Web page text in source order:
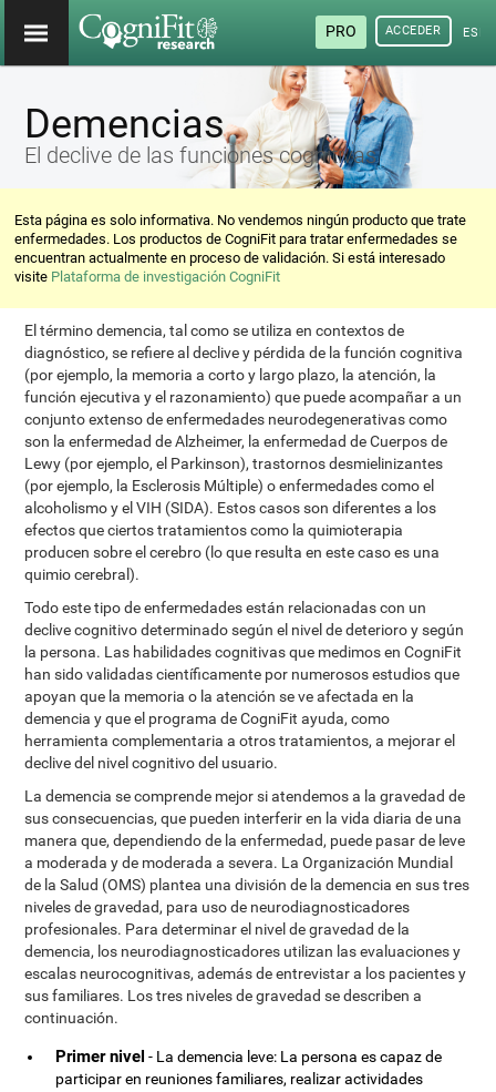
PRO ACCEDER
Demencias
El declive de las funciones cognitivas
Esta página es solo informativa. No vendemos ningún producto que trate
enfermedades. Los productos de CogniFit para tratar enfermedades se
encuentran actualmente en proceso de validación. Si está interesado
visite Plataforma de investigación CogniFit
El término demencia, tal como se utiliza en contextos de
diagnóstico, se refiere al declive y pérdida de la función cognitiva
(por ejemplo, la memoria a corto y largo plazo, la atención, la
función ejecutiva y el razonamiento) que puede acompañar a un
conjunto extenso de enfermedades neurodegenerativas como
son la enfermedad de Alzheimer, la enfermedad de Cuerpos de
Lewy (por ejemplo, el Parkinson), trastornos desmielinizantes
(por ejemplo, la Esclerosis Múltiple) o enfermedades como el
alcoholismo y el VIH (SIDA). Estos casos son diferentes a los
efectos que ciertos tratamientos como la quimioterapia
producen sobre el cerebro (lo que resulta en este caso es una
quimio cerebral).
Todo este tipo de enfermedades están relacionadas con un
declive cognitivo determinado según el nivel de deterioro y según
la persona. Las habilidades cognitivas que medimos en CogniFit
han sido validadas científicamente por numerosos estudios que
apoyan que la memoria o la atención se ve afectada en la
demencia y que el programa de CogniFit ayuda, como
herramienta complementaria a otros tratamientos, a mejorar el
declive del nivel cognitivo del usuario.
La demencia se comprende mejor si atendemos a la gravedad de
sus consecuencias, que pueden interferir en la vida diaria de una
manera que, dependiendo de la enfermedad, puede pasar de leve
a moderada y de moderada a severa. La Organización Mundial
de la Salud (OMS) plantea una división de la demencia en sus tres
niveles de gravedad, para uso de neurodiagnosticadores
profesionales. Para determinar el nivel de gravedad de la
demencia, los neurodiagnosticadores utilizan las evaluaciones y
escalas neurocognitivas, además de entrevistar a los pacientes y
sus familiares. Los tres niveles de gravedad se describen a
continuación.
Primer nivel - La demencia leve: La persona es capaz de
participar en reuniones familiares, realizar actividades